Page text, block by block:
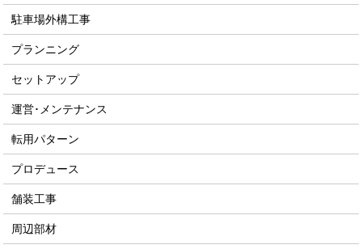
駐車場外構工事
プランニング
セットアップ
運営･メンテナンス
転用パターン
プロデュース
舗装工事
周辺部材